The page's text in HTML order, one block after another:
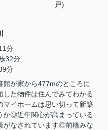
戸)
分
32分
分
館が家から477mのところに
た物件は住んでみてわかる
イホームは思い切って新築
か◎近年関心が高まっている
がなされています◎前橋みな